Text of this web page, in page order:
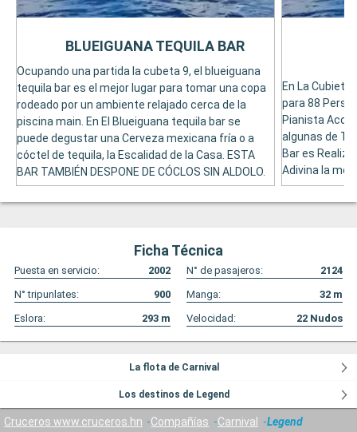
Ocupando una partida la cubeta 9, el blueiguana
tequila bar es el mejor lugar para tomar una copa
rodeado por un ambiente relajado cerca de la
piscina main. En El Blueiguana tequila bar se
puede degustar una Cerveza mexicana fría o a
cóctel de tequila, la Escalidad de la Casa. ESTA
BAR TAMBIÉN DESPONE DE CÓCLOS SIN ALDOLO.
BLUEIGUANA TEQUILA BAR
En La Cubieta
para 88
Pianista
algunas de
Bar es
Adivina la
Ficha Técnica
Puesta en servicio: 2002 N° de pasajeros:
2124
N° tripunlates:
900 Manga: 32 m
Eslora:
293 m Velocidad: 22 Nudos
La flota de Carnival
Los destinos de Legend
Cruceros www.cruceros.hn Compañías Carnival Legend